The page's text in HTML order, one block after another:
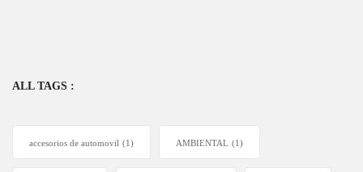
ALL TAGS :
accesorios de automovil (1) AMBIENTAL (1)